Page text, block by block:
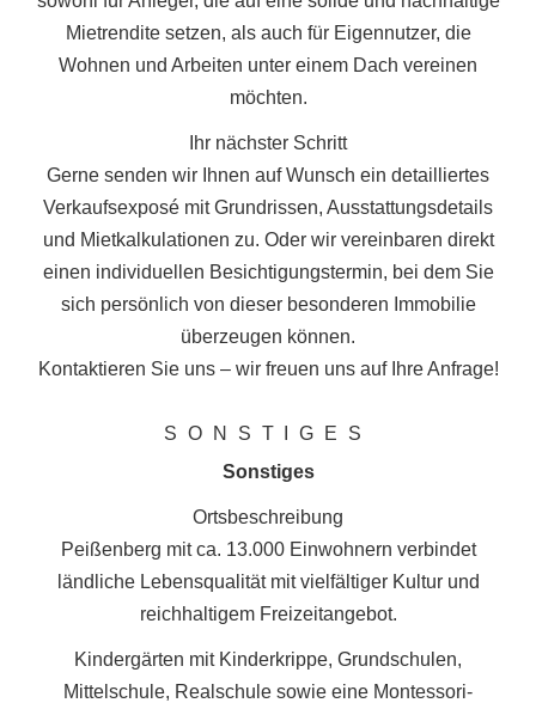
Mietrendite setzen, als auch für Eigennutzer, die
Wohnen und Arbeiten unter einem Dach vereinen
möchten.
Ihr nächster Schritt
Gerne senden wir Ihnen auf Wunsch ein detailliertes
Verkaufsexposé mit Grundrissen, Ausstattungsdetails
und Mietkalkulationen zu. Oder wir vereinbaren direkt
einen individuellen Besichtigungstermin, bei dem Sie
sich persönlich von dieser besonderen Immobilie
überzeugen können.
Kontaktieren Sie uns – wir freuen uns auf Ihre Anfrage!
SONSTIGES
Sonstiges
Ortsbeschreibung
Peißenberg mit ca. 13.000 Einwohnern verbindet
ländliche Lebensqualität mit vielfältiger Kultur und
reichhaltigem Freizeitangebot.
Kindergärten mit Kinderkrippe, Grundschulen,
Mittelschule, Realschule sowie eine Montessori-